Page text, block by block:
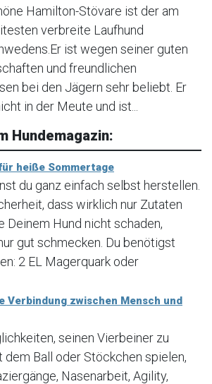
Hamilton-Stövare ist der am
verbreite Laufhund
ist wegen seiner guten
und freundlichen
bei den Jägern sehr beliebt. Er
in der Meute und ist...
Hundemagazin:
heiße Sommertage
du ganz einfach selbst herstellen.
dass wirklich nur Zutaten
Deinem Hund nicht schaden,
gut schmecken. Du benötigst
2 EL Magerquark oder
Verbindung zwischen Mensch und
seinen Vierbeiner zu
dem Ball oder Stöckchen spielen,
Nasenarbeit, Agility,